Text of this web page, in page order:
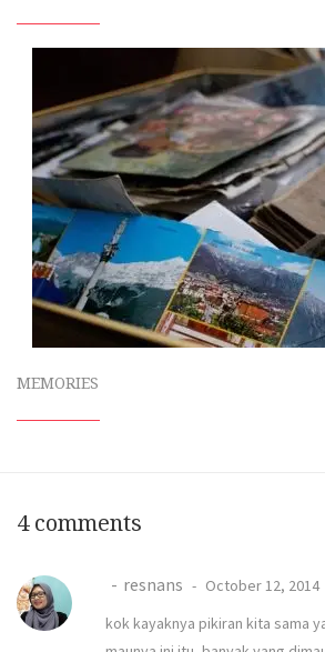
MEMORIES
4 comments
resnans
October 12, 2014
kok kayaknya pikiran kita sama